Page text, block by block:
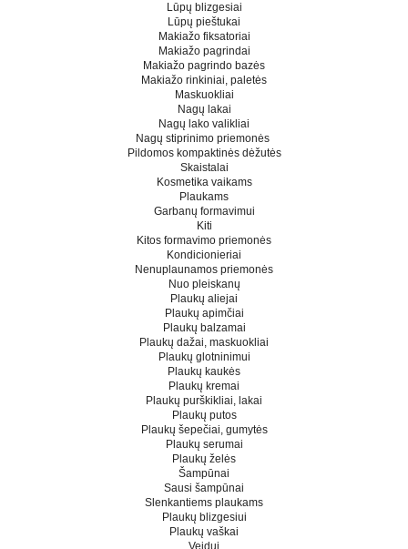
Lūpų blizgesiai
Lūpų pieštukai
Makiažo fiksatoriai
Makiažo pagrindai
Makiažo pagrindo bazės
Makiažo rinkiniai, paletės
Maskuokliai
Nagų lakai
Nagų lako valikliai
Nagų stiprinimo priemonės
Pildomos kompaktinės dėžutės
Skaistalai
Kosmetika vaikams
Plaukams
Garbanų formavimui
Kiti
Kitos formavimo priemonės
Kondicionieriai
Nenuplaunamos priemonės
Nuo pleiskanų
Plaukų aliejai
Plaukų apimčiai
Plaukų balzamai
Plaukų dažai, maskuokliai
Plaukų glotninimui
Plaukų kaukės
Plaukų kremai
Plaukų purškikliai, lakai
Plaukų putos
Plaukų šepečiai, gumytės
Plaukų serumai
Plaukų želės
Šampūnai
Sausi šampūnai
Slenkantiems plaukams
Plaukų blizgesiui
Plaukų vaškai
Veidui